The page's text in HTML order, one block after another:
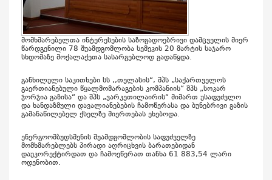
მომხმარებელთა ინტერესების საზოგადოებრივი დამცველის მიერ
წარდგენილი 78 შუამდგომლობა სემეკის 20 მარტის საჯარო
სხდომაზე მოქალაქეთა სასარგებლოდ გადაწყდა.
განხილული საკითხები სს ,,თელასის“, შპს „საქართველოს
გაერთიანებული წყალმომარაგების კომპანიის“ შპს „სოკარ
ჯორჯია გაზისა“ და შპს „ვარკეთილაირის“ მიმართ უსაფუძვლო
და ხანდაზმული დავალიანებების ჩამოწერასა და ბუნებრივი გაზის
გამანაწილებელ ქსელზე მიერთებას ეხებოდა.
ენერგოომბუდსმენის შუამდგომლობის საფუძველზე
მომხმარებლებს პირადი აღრიცხვის ბარათებიდან
დაუკორექტირდათ და ჩამოეწერათ თანხა 61 883,54 ლარი
ოდენობით.